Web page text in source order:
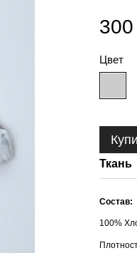
Цвет
Ткань
Состав:
100%